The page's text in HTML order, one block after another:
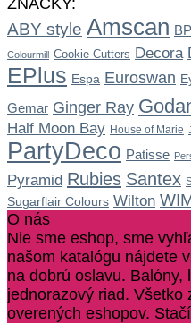
ZNAČKY:
ABY style Amscan BP
Colourmill Cookie Cutters Decora
EPlus Espa Euroswan
Gemar Ginger Ray
Half Moon Bay House of Marie
PartyDeco Patisse
Pyramid Rubies Santex
Sugarflair Colours Wilton
O nás
Nie sme eshop, sme
našom katalógu nájdete
na dobrú oslavu. Balóny,
jednorazový riad. Všetko
overených eshopov.